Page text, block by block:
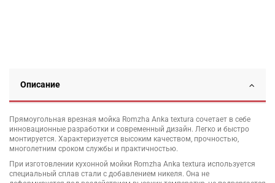
Описание
Прямоугольная врезная мойка Romzha Anka textura сочетает в себе
инновационные разработки и современный дизайн. Легко и быстро
монтируется. Характеризуется высоким качеством, прочностью,
многолетним сроком службы и практичностью.
При изготовлении кухонной мойки Romzha Anka textura используется
специальный сплав стали с добавлением никеля. Она не